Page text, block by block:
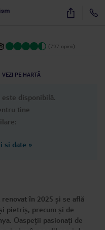
31
(737 opinii)
VEZI PE HARTĂ
este disponibilă.
tine
și date »
în 2025 și se află
pietriș, precum și de
Oaspeții pasionați de